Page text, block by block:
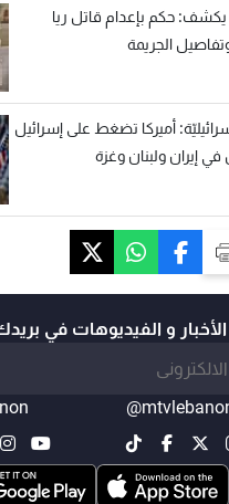
موقع MTV يكشف: حكم بإعدام قاتل ريا
الجريمة
13 الإسرائيليّة: أميركا تضغط على إسرائيل
في إيران ولبنان وغزة
و الفيديوهات في